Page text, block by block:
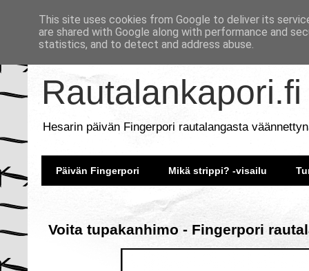
Rautalankapori.fi
Hesarin päivän Fingerpori rautalangasta
Päivän Fingerpori Mikä strippi? -visailu
Voita tupakanhimo - Fingerpori
This site uses cookies from Google to deliver its
are shared with Google along with performance and
statistics, and to detect and address abuse.